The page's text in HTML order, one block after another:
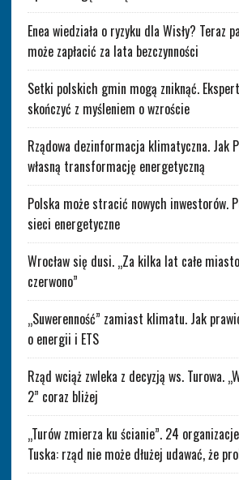
Enea wiedziała o ryzyku dla Wisły? Teraz
może zapłacić za lata bezczynności
Setki polskich gmin mogą zniknąć. Ekspert
skończyć z myśleniem o wzroście
Rządowa dezinformacja klimatyczna. Jak
własną transformację energetyczną
Polska może stracić nowych inwestorów.
sieci energetyczne
Wrocław się dusi. „Za kilka lat całe
czerwono”
„Suwerenność” zamiast klimatu. Jak
o energii i ETS
Rząd wciąż zwleka z decyzją ws. Turowa.
2” coraz bliżej
„Turów zmierza ku ścianie”. 24
Tuska: rząd nie może dłużej udawać, że